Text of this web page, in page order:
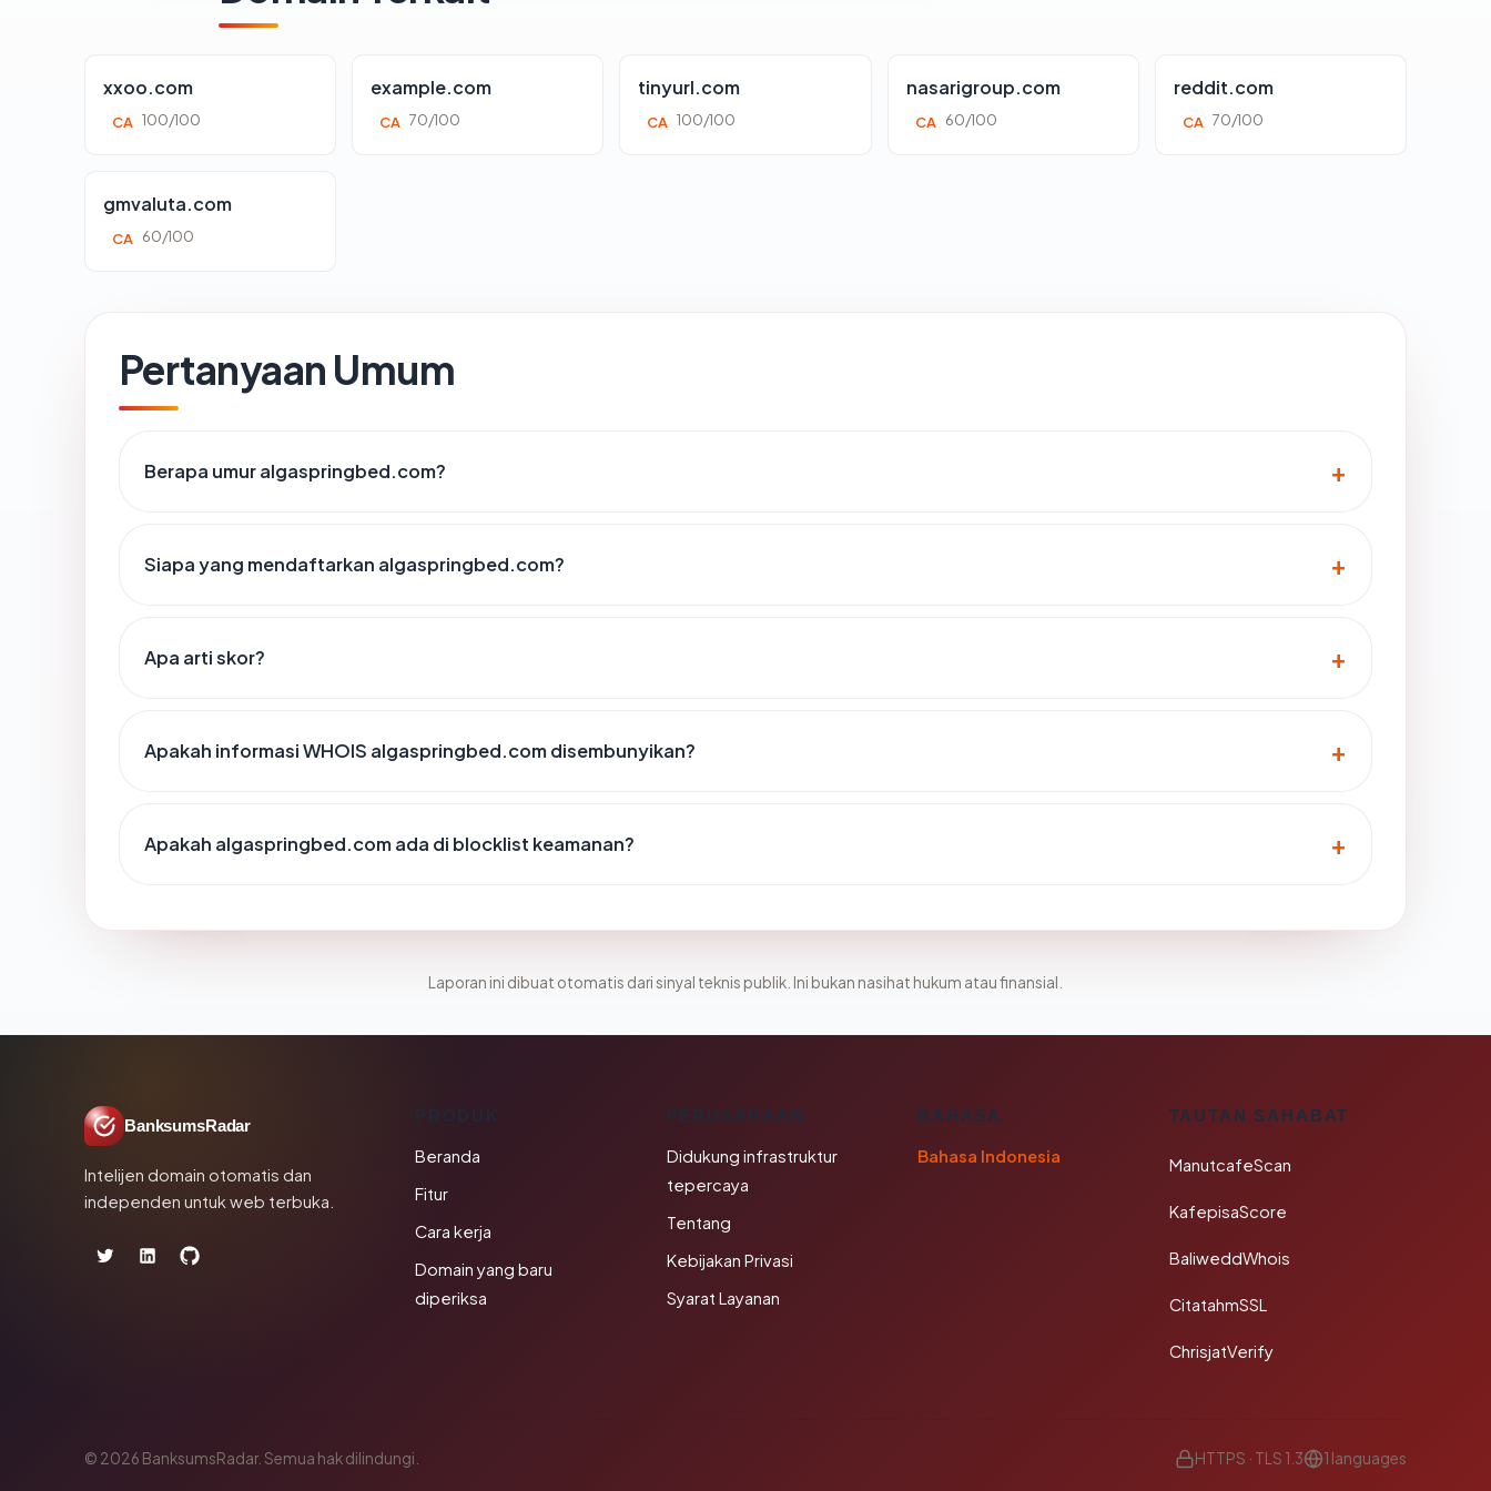
xxoo.com
CA 100/100
example.com
CA 70/100
tinyurl.com
CA 100/100
nasarigroup.com
CA 60/100
reddit.com
CA 70/100
gmvaluta.com
CA 60/100
Pertanyaan Umum
Berapa umur algaspringbed.com?
Siapa yang mendaftarkan algaspringbed.com?
Apa arti skor?
Apakah informasi WHOIS algaspringbed.com disembunyikan?
Apakah algaspringbed.com ada di blocklist keamanan?
Laporan ini dibuat otomatis dari sinyal teknis publik. Ini bukan nasihat hukum atau finansial.
BanksumsRadar
Intelijen domain otomatis dan
independen untuk web terbuka.
Beranda
Fitur
Cara kerja
Domain yang baru
diperiksa
PERUSAHAAN
Didukung infrastruktur
tepercaya
Tentang
Kebijakan Privasi
Syarat Layanan
BAHASA
Bahasa Indonesia
TAUTAN SAHABAT
ManutcafeScan
KafepisaScore
BaliweddWhois
CitatahmSSL
ChrisjatVerify
© 2026 BanksumsRadar. Semua hak dilindungi. HTTPS · TLS 1.3 1 languages